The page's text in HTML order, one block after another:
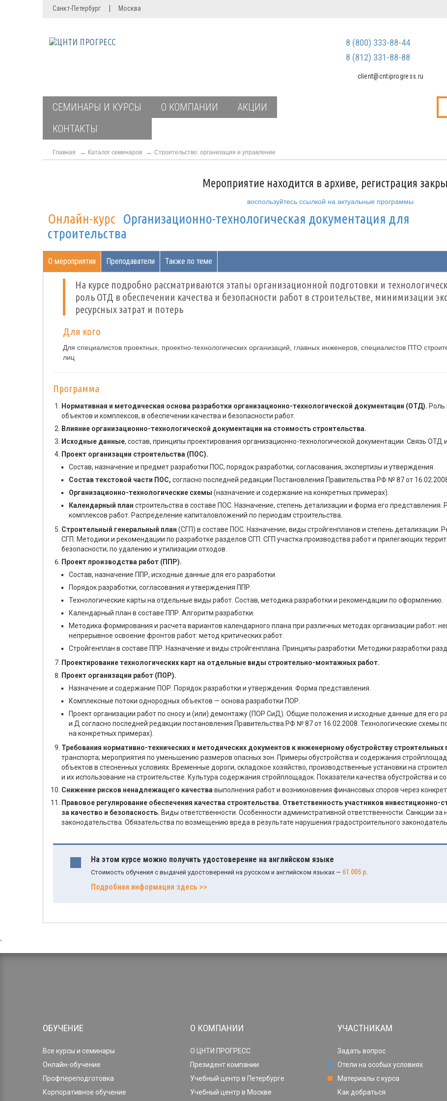
Мы не передаем ваши
спам
Санкт-Петербург | Москва
8 (800) 333-88-44
8 (812) 331-88-88
client@cntiprogress.ru
СЕМИНАРЫ И КУРСЫ О КОМПАНИИ
АКЦИИ
КОНТАКТЫ
Главная Каталог семинаров Строительство: организация и управление
Мероприятие находится в архиве, регистрация
воспользуйтесь ссылкой на актуальные программы
Онлайн-курс Организационно-технологическая документация для
строительства
О мероприятии Преподаватели Также по теме
На курсе подробно рассматриваются этапы организационной подготовки и
роль ОТД в обеспечении качества и безопасности работ в строительстве, минимизации
ресурсных затрат и потерь
Для кого
Для специалистов проектных, проектно-технологических организаций, главных инженеров, специалистов ПТО
лиц
Программа
Нормативная и методическая основа разработки организационно-технологической документации (ОТД). Роль
объектов и комплексов, в обеспечении качества и безопасности работ.
Влияние организационно-технологической документации на стоимость строительства.
Исходные данные, состав, принципы проектирования организационно-технологической документации. Связь ОТД
Проект организации строительства (ПОС).
Состав, назначение и предмет разработки ПОС, порядок разработки, согласования, экспертизы и утверждения.
Состав текстовой части ПОС, согласно последней редакции Постановления Правительства РФ № 87 от
Организационно-технологические схемы (назначение и содержание на конкретных примерах).
Календарный план строительства в составе ПОС. Назначение, степень детализации и форма его
комплексов работ. Распределение капиталовложений по периодам строительства.
Строительный генеральный план (СГП) в составе ПОС. Назначение, виды стройгенпланов и степень детализации.
СГП. Методики и рекомендации по разработке разделов СГП. СГП участка производства работ и прилегающих
безопасности; по удалению и утилизации отходов.
Проект производства работ (ППР).
Состав, назначение ППР, исходные данные для его разработки.
Порядок разработки, согласования и утверждения ППР.
Технологические карты на отдельные виды работ. Состав, методика разработки и рекомендации по оформлению.
Календарный план в составе ППР. Алгоритм разработки.
Методика формирования и расчета вариантов календарного плана при различных методах организации работ:
непрерывное освоение фронтов работ: метод критических работ.
Стройгенплан в составе ППР. Назначение и виды стройгенплана. Принципы разработки. Методики разработки
Проектирование технологических карт на отдельные виды строительно-монтажных работ.
Проект организации работ (ПОР).
Назначение и содержание ПОР. Порядок разработки и утверждения. Форма представления.
Комплексные потоки однородных объектов — основа разработки ПОР.
Проект организации работ по сносу и (или) демонтажу (ПОР СиД). Общие положения и исходные данные для его
и Д согласно последней редакции постановления Правительства РФ № 87 от 16.02.2008. Технологические схемы
на конкретных примерах).
Требования нормативно-технических и методических документов к инженерному обустройству
транспорта; мероприятия по уменьшению размеров опасных зон. Примеры обустройства и содержания
объектов в стесненных условиях. Временные дороги, складское хозяйство, производственные установки на
и их использование на строительстве. Культура содержания стройплощадок. Показатели качества обустройства и
Снижение рисков ненадлежащего качества выполнения работ и возникновения финансовых споров через
Правовое регулирование обеспечения качества строительства. Ответственность участников инвестиционно-
за качество и безопасность. Виды ответственности. Особенности административной ответственности. Санкции за
законодательства. Обязательства по возмещению вреда в результате нарушения градостроительного
На этом курсе можно получить удостоверение на английском языке
Стоимость обучения с выдачей удостоверений на русском и английском языках — 61 005 р.
Подробная информация здесь >>
ОБУЧЕНИЕ
Все курсы и семинары
Онлайн-обучение
Профпереподготовка
Корпоративное обучение
О КОМПАНИИ
О ЦНТИ ПРОГРЕСС
Президент компании
Учебный центр в Петербурге
Учебный центр в Москве
УЧАСТНИКАМ
Задать вопрос
Отели на особых условиях
Материалы с курса
Как добраться